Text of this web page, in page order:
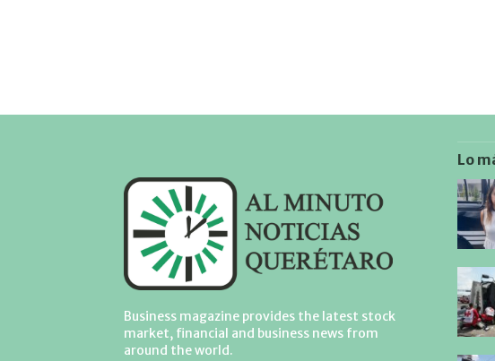
Business magazine provides the latest stock
market, financial and business news from
around the world.
Lo